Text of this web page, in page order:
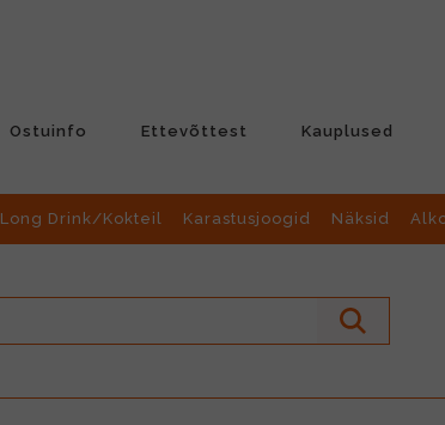
Ostuinfo Ettevõttest Kauplused
Long Drink/Kokteil Karastusjoogid Näksid